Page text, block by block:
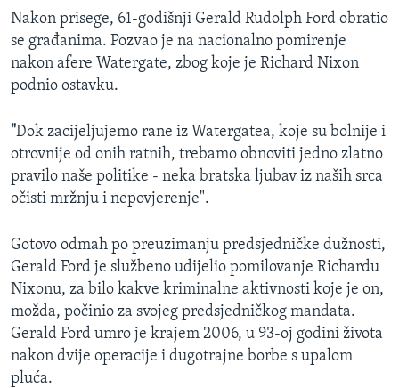
Nakon prisege, 61-godišnji Gerald Rudolph Ford obratio
se građanima. Pozvao je na nacionalno pomirenje
nakon afere Watergate, zbog koje je Richard Nixon
podnio ostavku.
"Dok zacijeljujemo rane iz Watergatea, koje su bolnije i
otrovnije od onih ratnih, trebamo obnoviti jedno zlatno
pravilo naše politike - neka bratska ljubav iz naših srca
očisti mržnju i nepovjerenje".
Gotovo odmah po preuzimanju predsjedničke dužnosti,
Gerald Ford je službeno udijelio pomilovanje Richardu
Nixonu, za bilo kakve kriminalne aktivnosti koje je on,
možda, počinio za svojeg predsjedničkog mandata.
Gerald Ford umro je krajem 2006, u 93-oj godini života
nakon dvije operacije i dugotrajne borbe s upalom
pluća.